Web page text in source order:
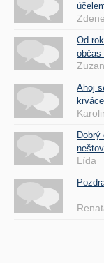
Od
občas
Ahoj
Lída